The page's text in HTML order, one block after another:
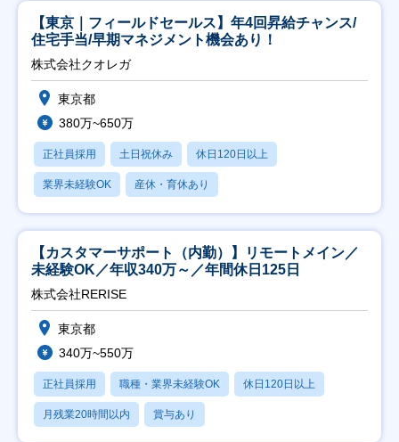
【東京｜フィールドセールス】年4回昇給チャンス/
住宅手当/早期マネジメント機会あり！
株式会社クオレガ
東京都
380万~650万
正社員採用 土日祝休み 休日120日以上
業界未経験OK 産休・育休あり
【カスタマーサポート（内勤）】リモートメイン／
未経験OK／年収340万～／年間休日125日
株式会社RERISE
東京都
340万~550万
正社員採用 職種・業界未経験OK 休日120日以上
月残業20時間以内 賞与あり